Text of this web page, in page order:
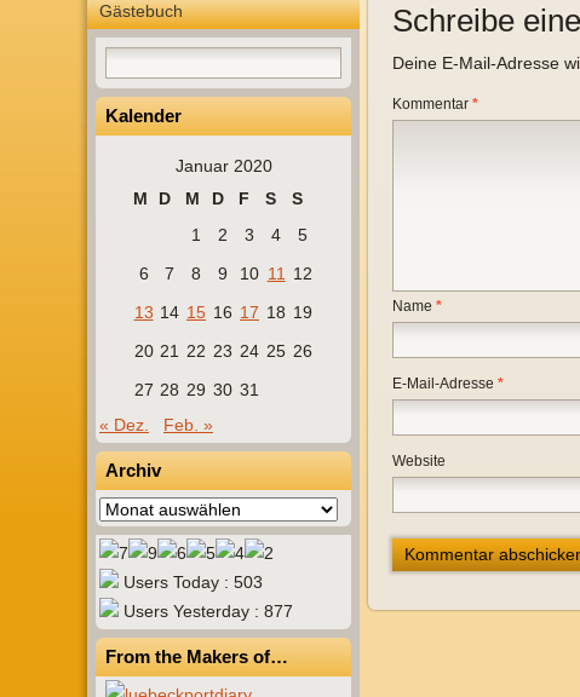
Gästebuch
Kalender
Januar 2020
M
D M D F S
S
1
2 3 4
5
6
7 8 9 10 11
12
13 14 15 16 17 18 19
20 21 22 23 24 25 26
27 28 29 30 31
« Dez.
Feb. »
Archiv
Archiv
Users Today : 503
Users Yesterday : 877
From the Makers of…
Schreibe
Deine E-Mail-Adresse
Kommentar *
Name *
E-Mail-Adresse *
Website